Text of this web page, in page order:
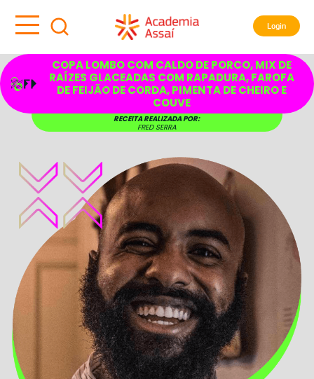
Login
COPA LOMBO COM CALDO DE PORCO, MIX DE
RAÍZES GLACEADAS COM RAPADURA, FAROFA
DE FEIJÃO DE CORDA, PIMENTA DE CHEIRO E
COUVE
RECEITA REALIZADA POR:
FRED SERRA